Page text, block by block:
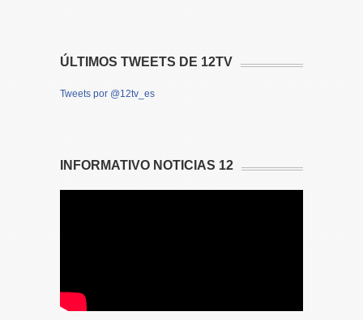
ÚLTIMOS TWEETS DE 12TV
Tweets por @12tv_es
INFORMATIVO NOTICIAS 12